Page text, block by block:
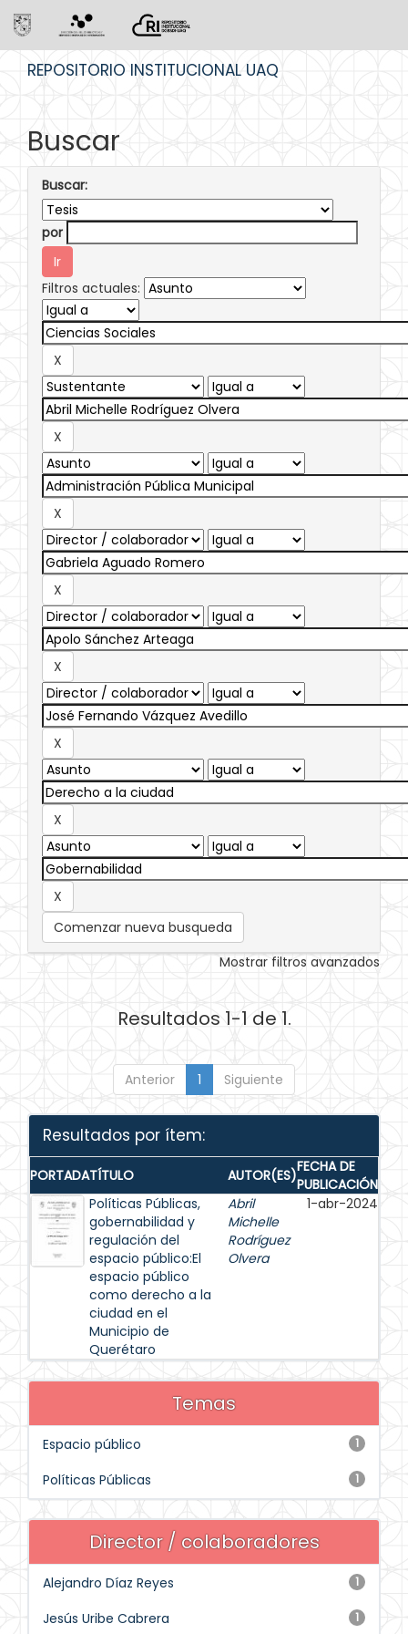
REPOSITORIO INSTITUCIONAL UAQ
Buscar
Buscar:
por
Filtros actuales:
Comenzar nueva busqueda
Mostrar filtros avanzados
Resultados 1-1 de 1.
Anterior 1 Siguiente
Resultados por ítem:
PORTADATÍTULO AUTOR(ES)FECHA DE
PUBLICACIÓN
Políticas Públicas,
gobernabilidad y
regulación del
espacio público:El
espacio público
como derecho a la
ciudad en el
Municipio de
Querétaro
Abril
Michelle
Rodríguez
Olvera
1-abr-2024
Temas
1
Espacio público
1
Políticas Públicas
Director / colaboradores
1
Alejandro Díaz Reyes
1
Jesús Uribe Cabrera